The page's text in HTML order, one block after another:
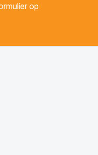
op